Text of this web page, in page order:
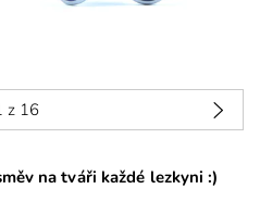
na tváři každé lezkyni :)
z 16